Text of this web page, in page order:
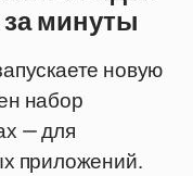
за минуты
новую
набор
— для
приложений.